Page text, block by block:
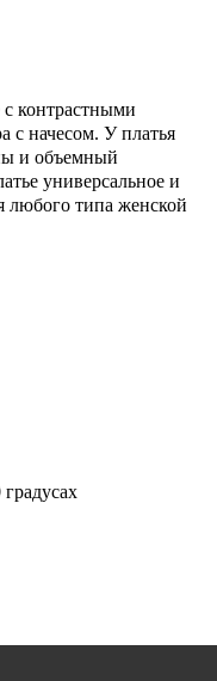
с контрастными
с начесом. У платья
и объемный
универсальное и
любого типа женской